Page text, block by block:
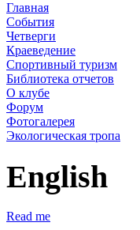
Главная
События
Четверги
Краеведение
Спортивный туризм
Библиотека отчетов
О клубе
Форум
Фотогалерея
Экологическая тропа
English
Read me